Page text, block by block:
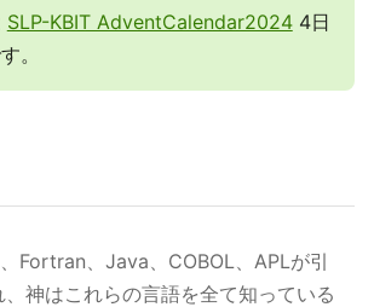
SLP-KBIT AdventCalendar20244日
。
Fortran、Java、COBOL、APLが引
、神はこれらの言語を全て知っている